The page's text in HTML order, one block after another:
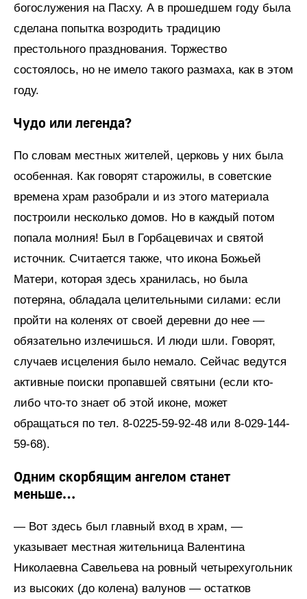
богослужения на Пасху. А в прошедшем году была
сделана попытка возродить традицию
престольного празднования. Торжество
состоялось, но не имело такого размаха, как в этом
году.
Чудо или легенда?
По словам местных жителей, церковь у них была
особенная. Как говорят старожилы, в советские
времена храм разобрали и из этого материала
построили несколько домов. Но в каждый потом
попала молния! Был в Горбацевичах и святой
источник. Считается также, что икона Божьей
Матери, которая здесь хранилась, но была
потеряна, обладала целительными силами: если
пройти на коленях от своей деревни до нее —
обязательно излечишься. И люди шли. Говорят,
случаев исцеления было немало. Сейчас ведутся
активные поиски пропавшей святыни (если кто-
либо что-то знает об этой иконе, может
обращаться по тел. 8-0225-59-92-48 или 8-029-144-
59-68).
Одним скорбящим ангелом станет
меньше…
— Вот здесь был главный вход в храм, —
указывает местная жительница Валентина
Николаевна Савельева на ровный четырехугольник
из высоких (до колена) валунов — остатков